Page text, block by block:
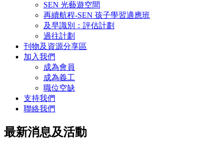
SEN 光藝遊空間
再續航程-SEN 孩子學習適應班
及早識別：評估計劃
過往計劃
刊物及資源分享區
加入我們
成為會員
成為義工
職位空缺
支持我們
聯絡我們
最新消息及活動